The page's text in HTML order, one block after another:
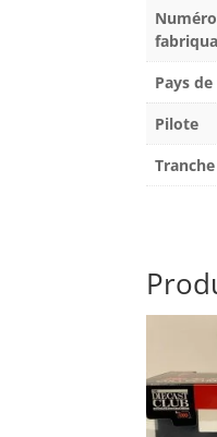
Pays
Pilote